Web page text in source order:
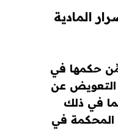
المادية
حكمها في
عن
في ذلك
المحكمة في